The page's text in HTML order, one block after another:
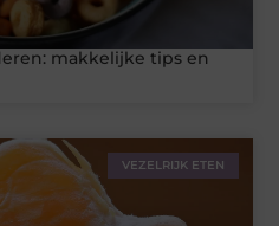
makkelijke tips en
VEZELRIJK ETEN